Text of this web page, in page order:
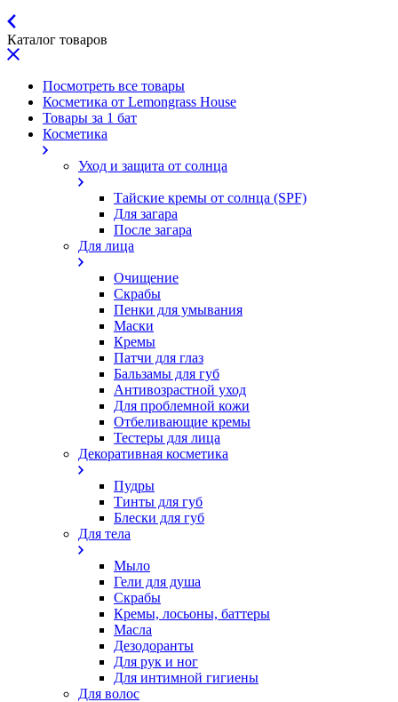
Каталог товаров
Посмотреть все товары
Косметика от Lemongrass House
Товары за 1 бат
Косметика
Уход и защита от солнца
Тайские кремы от солнца (SPF)
Для загара
После загара
Для лица
Очищение
Скрабы
Пенки для умывания
Маски
Кремы
Патчи для глаз
Бальзамы для губ
Антивозрастной уход
Для проблемной кожи
Oтбеливающие кремы
Тестеры для лица
Декоративная косметика
Пудры
Тинты для губ
Блески для губ
Для тела
Мыло
Гели для душа
Скрабы
Кремы, лосьоны, баттеры
Масла
Дезодоранты
Для рук и ног
Для интимной гигиены
Для волос